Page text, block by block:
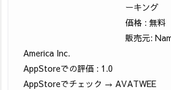
ーキング
価格 : 無料
販売元:
America Inc.
AppStoreでの評価 : 1.0
AppStoreでチェック → AVATWEE